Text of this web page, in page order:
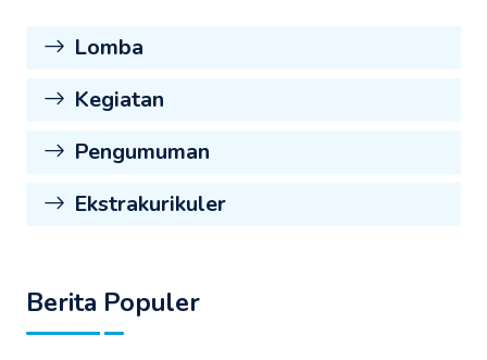
Lomba
Kegiatan
Pengumuman
Ekstrakurikuler
Berita Populer